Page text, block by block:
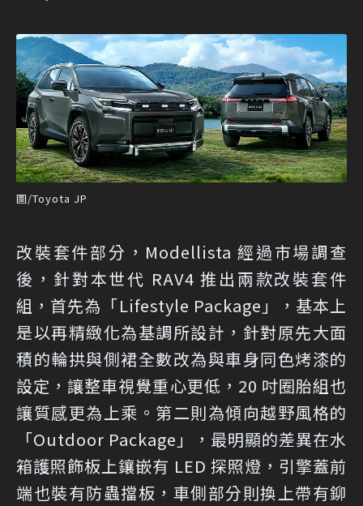
圖/Toyota JP
改裝套件部分，Modellista 經過市場調查
後，針對本世代 RAV4 推出兩款改裝套件
組，首先為「Lifestyle Package」，基本上
是以再精緻化為基調所設計，針對原先大面
積的輪拱與側裙全數改為與車身同色烤漆的
設定，讓整車視覺重心更低，20 吋圈胎組也
讓質感更為上乘。第二則為傾向越野風格的
「Outdoor Package」，最明顯的差異在水
箱護照飾板上鑲嵌有 LED 探照燈，引擎蓋前
端也裝有防蟲擋板，車側部分則換上帶有鉚